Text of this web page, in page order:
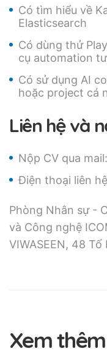
Có tìm hiểu về
Elasticsearch
Có dùng thử
cụ automation
Có sử dụng AI
hoặc project cá
Liên hệ và
Nộp CV qua mail:
Điện thoại liên
Phòng Nhân sự -
và Công nghệ
VIWASEEN, 48
Xem